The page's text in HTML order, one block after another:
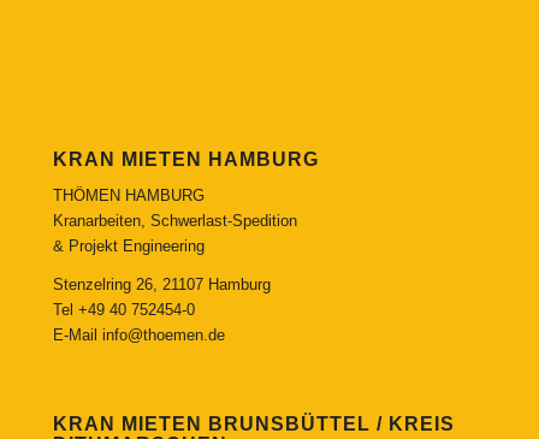
KRAN MIETEN HAMBURG
THÖMEN HAMBURG
Kranarbeiten, Schwerlast-Spedition
& Projekt Engineering
Stenzelring 26, 21107 Hamburg
Tel +49 40 752454-0
E-Mail info@thoemen.de
KRAN MIETEN BRUNSBÜTTEL / KREIS